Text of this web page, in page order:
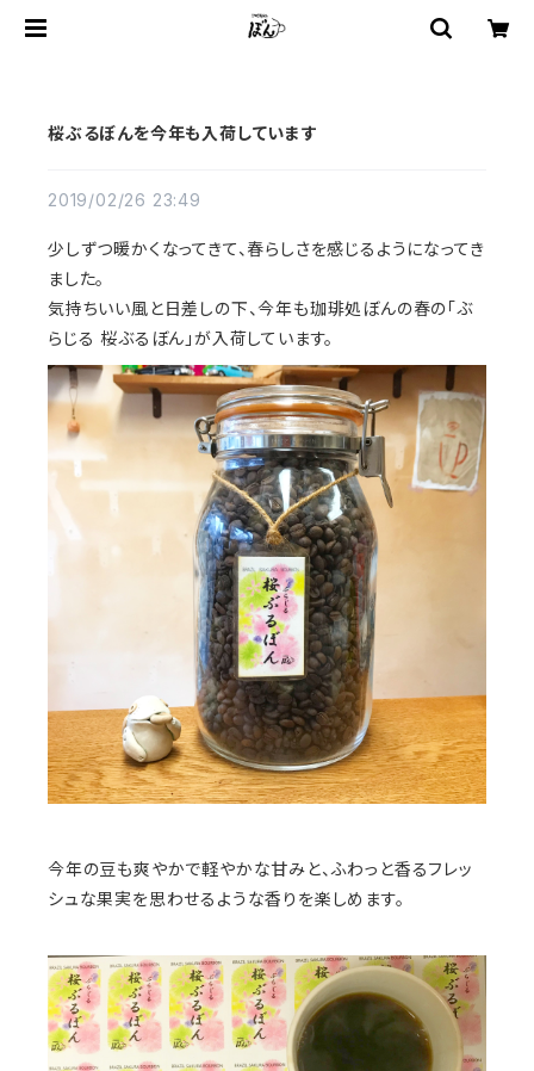
桜ぶるぼんを今年も入荷しています
2019/02/26 23:49
少しずつ暖かくなってきて、春らしさを感じるようになってき
ました。
気持ちいい風と日差しの下、今年も珈琲処ぼんの春の「ぶ
らじる 桜ぶるぼん」が入荷しています。
今年の豆も爽やかで軽やかな甘みと、ふわっと香るフレッ
シュな果実を思わせるような香りを楽しめます。